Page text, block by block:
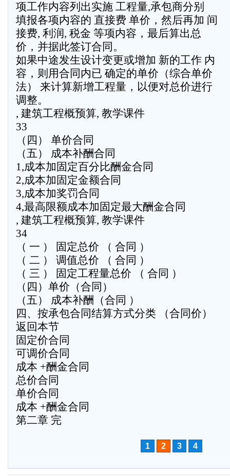
项工作内容列出实施 工程量,承包商分别
填报各项内容的 直接费 单价，然后再加 间
接费, 利润, 税金 等项内容，最后算出总
价，并据此签订合同。
如果中途发生设计变更或增加 新的工作 内
容，则用合同内已 确定的单价（综合单价
法） 来计算新增工程量，以便对总价进行
调整。
, 建筑工程概预算, 教学课件
33
（四） 单价合同
（五） 成本补酬合同
1,成本加固定百分比酬金合同
2,成本加固定金额合同
3,成本加奖罚合同
4,最高限额成本加固定最大酬金合同
, 建筑工程概预算, 教学课件
34
（ 一 ） 固定总价 （ 合同 ）
（ 二 ） 调值总价 （ 合同 ）
（ 三 ） 固定工程量总价 （ 合同 ）
（四）单价（合同）
（五） 成本补酬（合同 ）
四、按承包合同结算方式分类 （合同价）
返回本节
固定价合同
可调价合同
成本 +酬金合同
总价合同
单价合同
成本 +酬金合同
第二章 完
1 2 3 4